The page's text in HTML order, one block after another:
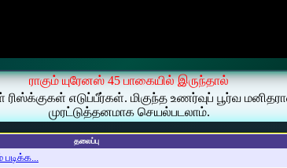
ராகும் யுரேனஸ் 45 பாகையில் இருந்தால்
எடுப்பீர்கள். மிகுந்த உணர்வுப் பூர்வ
முரட்டுத்தனமாக செயல்படலாம்.
தலைப்பு